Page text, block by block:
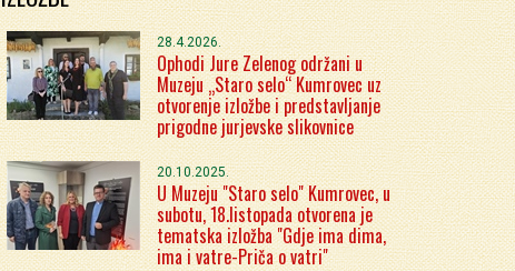
28.4.2026.
Ophodi Jure Zelenog održani u
Muzeju „Staro selo“ Kumrovec uz
otvorenje izložbe i predstavljanje
prigodne jurjevske slikovnice
20.10.2025.
U Muzeju "Staro selo" Kumrovec, u
subotu, 18.listopada otvorena je
tematska izložba "Gdje ima dima,
ima i vatre-Priča o vatri"